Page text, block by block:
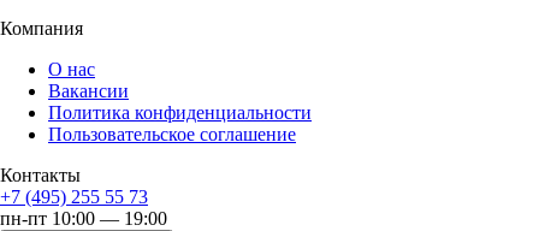
Компания
О нас
Вакансии
Политика конфиденциальности
Пользовательское соглашение
Контакты
+7 (495) 255 55 73
пн-пт 10:00 — 19:00